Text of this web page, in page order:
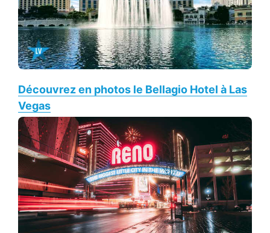
Découvrez en photos le Bellagio Hotel à Las
Vegas